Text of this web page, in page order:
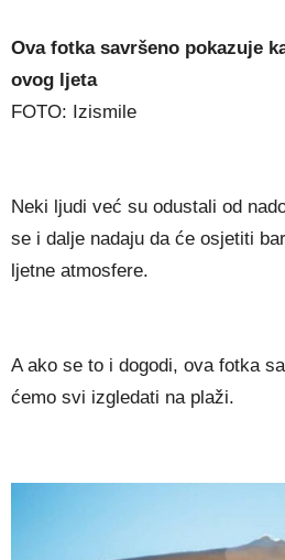
Ova fotka savršeno pokazuje
ovog ljeta
FOTO: Izismile
Neki ljudi već su odustali od
se i dalje nadaju da će osjetiti
ljetne atmosfere.
A ako se to i dogodi, ova fotka
ćemo svi izgledati na plaži.